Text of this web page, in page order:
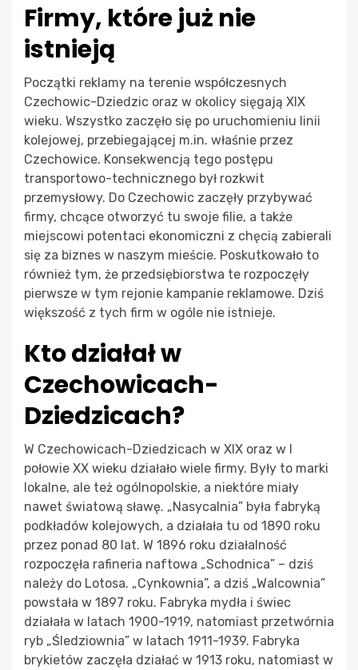
Firmy, które już nie
istnieją
Początki reklamy na terenie współczesnych
Czechowic-Dziedzic oraz w okolicy sięgają XIX
wieku. Wszystko zaczęło się po uruchomieniu linii
kolejowej, przebiegającej m.in. właśnie przez
Czechowice. Konsekwencją tego postępu
transportowo-technicznego był rozkwit
przemysłowy. Do Czechowic zaczęły przybywać
firmy, chcące otworzyć tu swoje filie, a także
miejscowi potentaci ekonomiczni z chęcią zabierali
się za biznes w naszym mieście. Poskutkowało to
również tym, że przedsiębiorstwa te rozpoczęły
pierwsze w tym rejonie kampanie reklamowe. Dziś
większość z tych firm w ogóle nie istnieje.
Kto działał w
Czechowicach-
Dziedzicach?
W Czechowicach-Dziedzicach w XIX oraz w I
połowie XX wieku działało wiele firmy. Były to marki
lokalne, ale też ogólnopolskie, a niektóre miały
nawet światową sławę. „Nasycalnia” była fabryką
podkładów kolejowych, a działała tu od 1890 roku
przez ponad 80 lat. W 1896 roku działalność
rozpoczęła rafineria naftowa „Schodnica” – dziś
należy do Lotosa. „Cynkownia”, a dziś „Walcownia”
powstała w 1897 roku. Fabryka mydła i świec
działała w latach 1900-1919, natomiast przetwórnia
ryb „Śledziownia” w latach 1911-1939. Fabryka
brykietów zaczęła działać w 1913 roku, natomiast w